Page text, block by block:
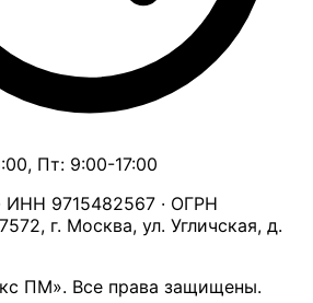
Пт: 9:00-17:00
9715482567 · ОГРН
г. Москва, ул. Угличская, д.
ПМ». Все права защищены.